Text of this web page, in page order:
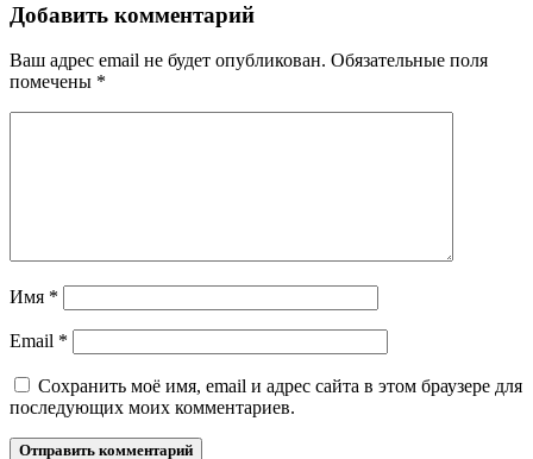
Добавить комментарий
Ваш адрес email не будет опубликован. Обязательные поля
помечены *
Имя *
Email *
Сохранить моё имя, email и адрес сайта в этом браузере для
последующих моих комментариев.